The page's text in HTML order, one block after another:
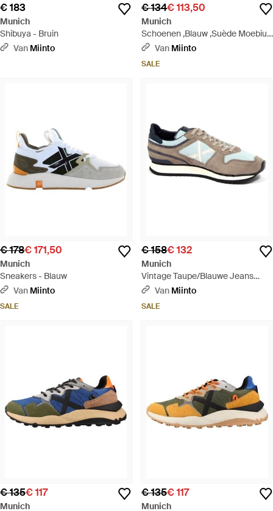
€ 183
Munich
Shibuya - Bruin
Van Miinto
€ 134€ 113,50
Munich
Schoenen ,Blauw ,Suède Moebius
05 Suède Schoenen - Blauw
Van Miinto
SALE
€ 178€ 171,50
Munich
Sneakers - Blauw
Van Miinto
SALE
€ 158€ 132
Munich
Vintage Taupe/Blauwe Jeans
Schoenen - Wit
Van Miinto
SALE
€ 135€ 117
Munich
€ 135€ 117
Munich